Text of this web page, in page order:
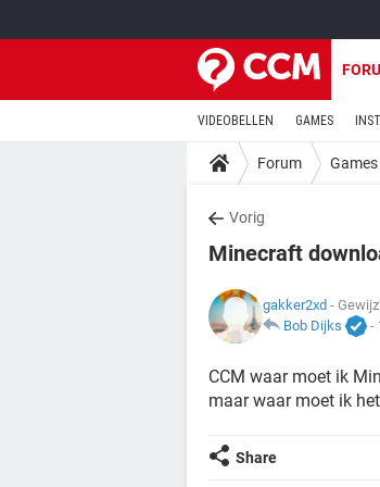
VIDEOBELLEN GAMES
Forum Games
Vorig
Minecraft
gakker2xd -
Bob Dijks
-
CCM waar moet ik
maar waar moet ik
Share